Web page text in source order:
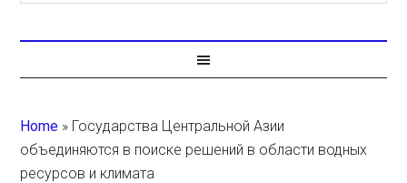
Home » Государства Центральной Азии
объединяются в поиске решений в области водных
ресурсов и климата